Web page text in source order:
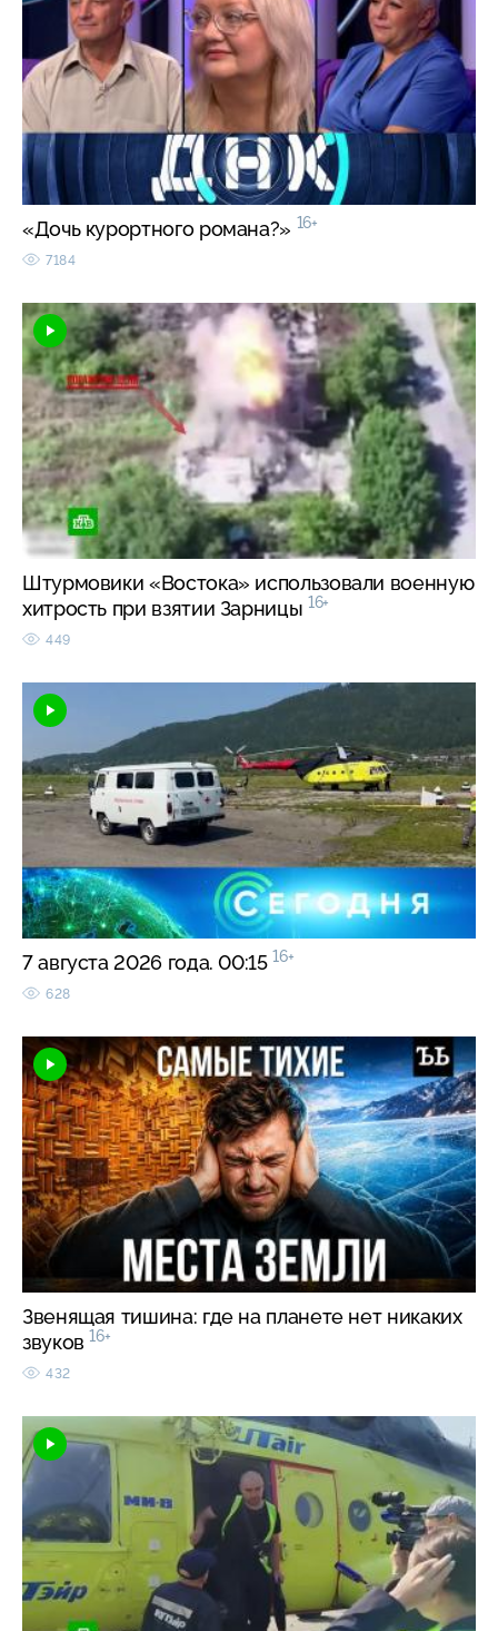
«Дочь курортного романа?» 16+
7184
Штурмовики «Востока» использовали военную
хитрость при взятии Зарницы 16+
449
7 августа 2026 года. 00:15 16+
628
Звенящая тишина: где на планете нет никаких
звуков 16+
432